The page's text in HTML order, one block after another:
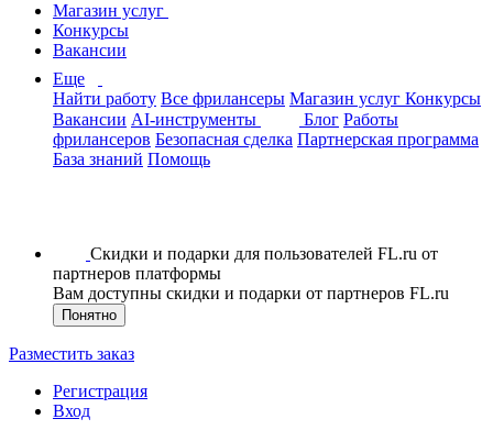
Магазин услуг
Конкурсы
Вакансии
Еще
Найти работу Все фрилансеры Магазин услуг Конкурсы
Вакансии AI-инструменты Блог Работы
фрилансеров Безопасная сделка Партнерская программа
База знаний Помощь
Скидки и подарки для пользователей FL.ru от
партнеров платформы
Вам доступны скидки и подарки от партнеров FL.ru
Понятно
Разместить заказ
Регистрация
Вход